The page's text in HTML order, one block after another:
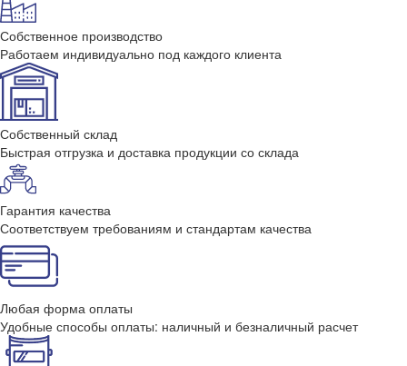
Собственное производство
Работаем индивидуально под каждого клиента
Собственный склад
Быстрая отгрузка и доставка продукции со склада
Гарантия качества
Соответствуем требованиям и стандартам качества
Любая форма оплаты
Удобные способы оплаты: наличный и безналичный расчет